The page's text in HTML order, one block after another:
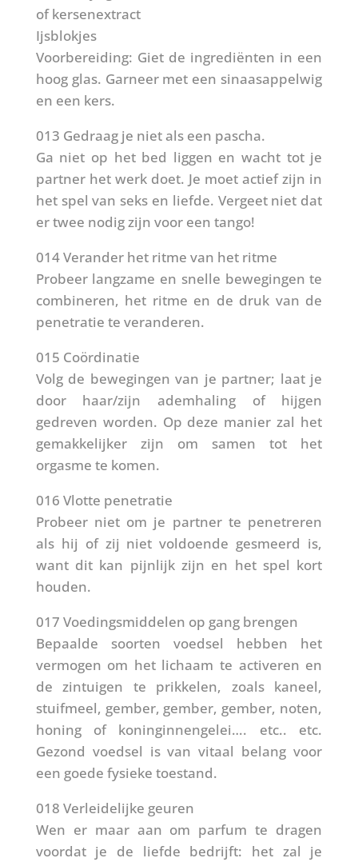
of kersenextract
Ijsblokjes
Voorbereiding: Giet de ingrediënten in een
hoog glas. Garneer met een sinaasappelwig
en een kers.
013 Gedraag je niet als een pascha.
Ga niet op het bed liggen en wacht tot je
partner het werk doet. Je moet actief zijn in
het spel van seks en liefde. Vergeet niet dat
er twee nodig zijn voor een tango!
014 Verander het ritme van het ritme
Probeer langzame en snelle bewegingen te
combineren, het ritme en de druk van de
penetratie te veranderen.
015 Coördinatie
Volg de bewegingen van je partner; laat je
door haar/zijn ademhaling of hijgen
gedreven worden. Op deze manier zal het
gemakkelijker zijn om samen tot het
orgasme te komen.
016 Vlotte penetratie
Probeer niet om je partner te penetreren
als hij of zij niet voldoende gesmeerd is,
want dit kan pijnlijk zijn en het spel kort
houden.
017 Voedingsmiddelen op gang brengen
Bepaalde soorten voedsel hebben het
vermogen om het lichaam te activeren en
de zintuigen te prikkelen, zoals kaneel,
stuifmeel, gember, gember, gember, noten,
honing of koninginnengelei…. etc.. etc.
Gezond voedsel is van vitaal belang voor
een goede fysieke toestand.
018 Verleidelijke geuren
Wen er maar aan om parfum te dragen
voordat je de liefde bedrijft: het zal je